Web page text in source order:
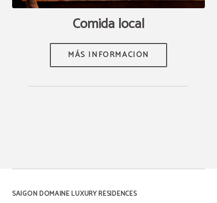
Comida local
SAIGON DOMAINE LUXURY RESIDENCES